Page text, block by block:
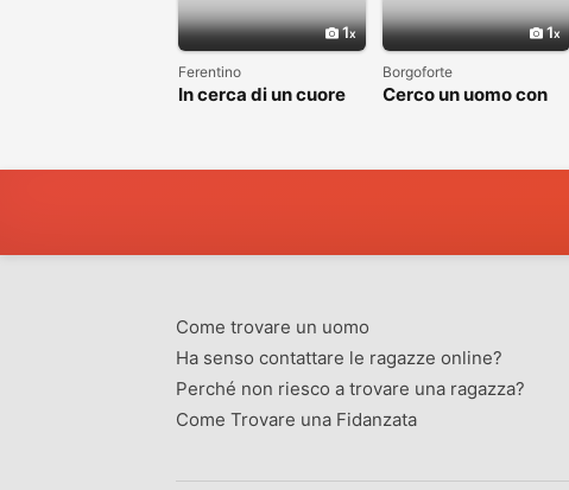
1
Ferentino
In cerca di un cuore
1
Borgoforte
Cerco un uomo con
Come trovare un uomo
Ha senso contattare le ragazze online?
Perché non riesco a trovare una ragazza?
Come Trovare una Fidanzata